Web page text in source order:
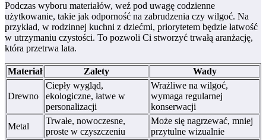
Podczas wyboru materiałów, weź pod uwagę codzienne
użytkowanie, takie jak odporność na zabrudzenia czy wilgoć. Na
przykład, w rodzinnej kuchni z dziećmi, priorytetem będzie łatwość
w utrzymaniu czystości. To pozwoli Ci stworzyć trwałą aranżację,
która przetrwa lata.
Materiał Zalety Wady
Drewno
Ciepły wygląd,
ekologiczne, łatwe w
personalizacji
Wrażliwe na wilgoć,
wymaga regularnej
konserwacji
Metal
Trwałe, nowoczesne,
proste w czyszczeniu
Może się nagrzewać, mniej
przytulne wizualnie